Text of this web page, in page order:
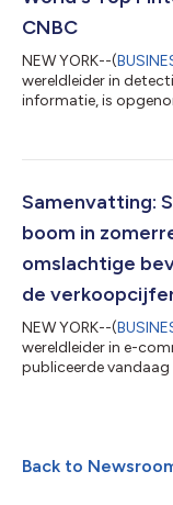
CNBC
NEW YORK--(
wereldleider in
informatie, is
samenwerking met
2026
Samenvatting:
boom in
omslachtige
de
NEW YORK--(
wereldleider in e-
publiceerde
aangestuurde
onder meer dan
het Verenigd
Back to